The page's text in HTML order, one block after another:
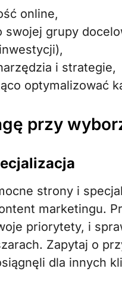
online,
swojej grupy
i strategie,
optymalizować
przy
strony i
marketingu.
priorytety, i
Zapytaj o
dla innych